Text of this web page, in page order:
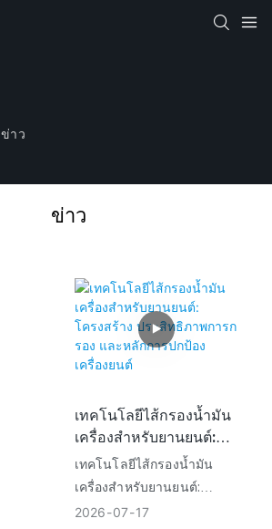
ข่าว
ข่าว
เทคโนโลยีไส้กรองน้ำมัน
เครื่องสำหรับยานยนต์:
โครงสร้าง ประสิทธิภาพ
การกรอง และหลักการ
ปกป้องเครื่องยนต์
เทคโนโลยีไส้กรองน้ำมัน
เครื่องสำหรับยานยนต์:
โครงสร้าง ประสิทธิภาพ
2026 07 17